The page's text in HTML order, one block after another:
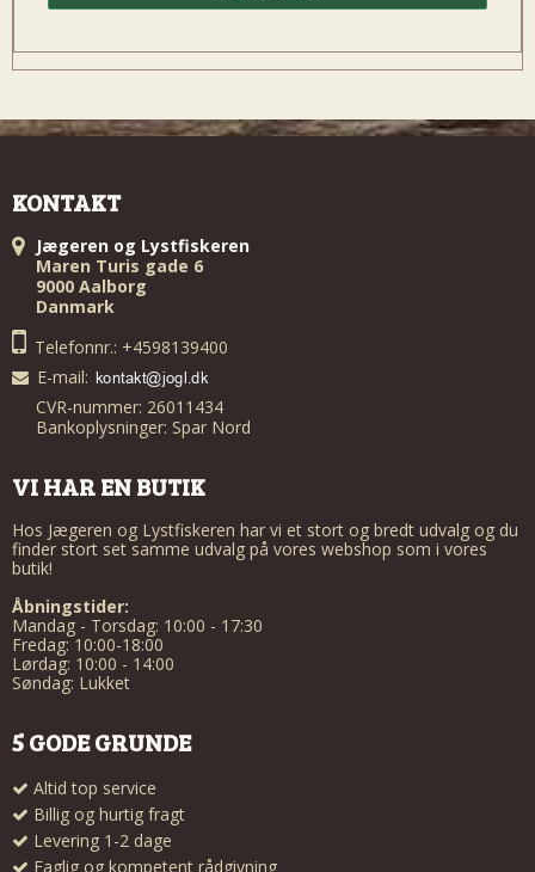
KONTAKT
Jægeren og Lystfiskeren
Maren Turis gade 6
9000 Aalborg
Danmark
Telefonnr.: +4598139400
E-mail:
CVR-nummer: 26011434
Bankoplysninger: Spar Nord
VI HAR EN BUTIK
Hos Jægeren og Lystfiskeren har vi et stort og bredt udvalg og du
finder stort set samme udvalg på vores webshop som i vores
butik!
Åbningstider:
Mandag - Torsdag: 10:00 - 17:30
Fredag: 10:00-18:00
Lørdag: 10:00 - 14:00
Søndag: Lukket
5 GODE GRUNDE
Altid top service
Billig og hurtig fragt
Levering 1-2 dage
Faglig og kompetent rådgivning